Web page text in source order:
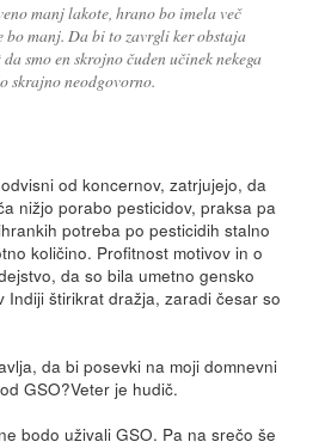
manj lakote, hrano bo imela več
bo manj. Da bi to zavrgli ker obstaja
smo en skrojno čuden učinek nekega
skrajno neodgovorno.
od koncernov, zatrjujejo, da
nižjo porabo pesticidov, praksa pa
potreba po pesticidih stalno
količino. Profitnost motivov in o
da so bila umetno gensko
Indiji štirikrat dražja, zaradi česar so
da bi posevki na moji domnevni
GSO?Veter je hudič.
bodo uživali GSO. Pa na srečo še